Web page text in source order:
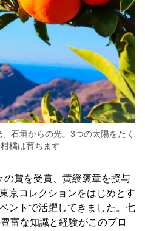
石垣からの光。3つの太陽をたく
橘は育ちます
の賞を受賞、黄綬褒章を授与
京コレクションをはじめとす
ントで活躍してきました。七
富な知識と経験がこのプロ